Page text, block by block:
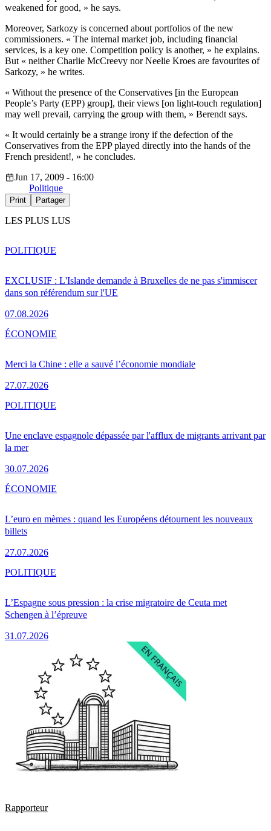
weakened for good, » he says.
Moreover, Sarkozy is concerned about portfolios of the new
commissioners. « The internal market job, including financial
services, is a key one. Competition policy is another, » he explains.
But « neither Charlie McCreevy nor Neelie Kroes are favourites of
Sarkozy, » he writes.
« Without the presence of the Conservatives [in the European
People’s Party (EPP) group], their views [on light-touch regulation]
may well prevail, carrying the group with them, » Berendt says.
« It would certainly be a strange irony if the defection of the
Conservatives from the EPP played directly into the hands of the
French president!, » he concludes.
Jun 17, 2009 - 16:00
Politique
Print Partager
LES PLUS LUS
EXCLUSIF : L'Islande demande à Bruxelles de ne pas s'immiscer
dans son référendum sur l'UE
07.08.2026
POLITIQUE
Merci la Chine : elle a sauvé l’économie mondiale
27.07.2026
ÉCONOMIE
Une enclave espagnole dépassée par l'afflux de migrants arrivant par
la mer
30.07.2026
POLITIQUE
L’euro en mèmes : quand les Européens détournent les nouveaux
billets
27.07.2026
ÉCONOMIE
L’Espagne sous pression : la crise migratoire de Ceuta met
Schengen à l’épreuve
31.07.2026
POLITIQUE
Rapporteur